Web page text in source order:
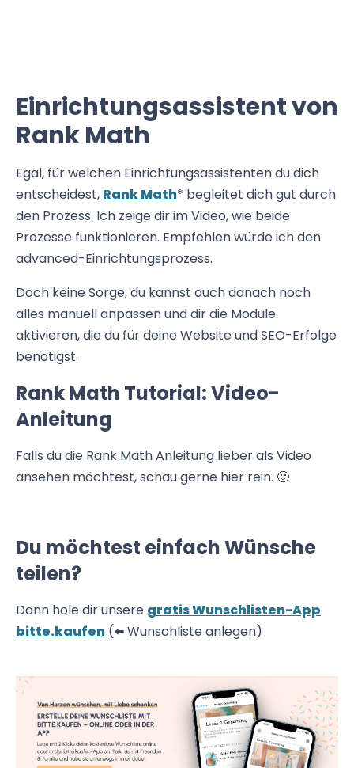
Einrichtungsassistent von
Rank Math
Egal, für welchen Einrichtungsassistenten du dich
entscheidest, Rank Math* begleitet dich gut durch
den Prozess. Ich zeige dir im Video, wie beide
Prozesse funktionieren. Empfehlen würde ich den
advanced-Einrichtungsprozess.
Doch keine Sorge, du kannst auch danach noch
alles manuell anpassen und dir die Module
aktivieren, die du für deine Website und SEO-Erfolge
benötigst.
Rank Math Tutorial: Video-
Anleitung
Falls du die Rank Math Anleitung lieber als Video
ansehen möchtest, schau gerne hier rein. 🙂
Du möchtest einfach Wünsche
teilen?
Dann hole dir unsere gratis Wunschlisten-App
bitte.kaufen (⬅️ Wunschliste anlegen)